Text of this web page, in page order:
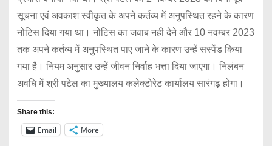
सूचना एवं अवकाश स्वीकृत के अपने कर्तव्य में अनुपस्थित रहने के कारण
नोटिस दिया गया था। नोटिस का जवाब नही देने और 10 नवम्बर 2023
तक अपने कर्तव्य में अनुपस्थित पाए जाने के कारण उन्हें सस्पेंड किया
गया है। नियम अनुसार उन्हें जीवन निर्वाह भत्ता दिया जाएगा। निलंबन
अवधि में श्री पटेल का मुख्यालय कलेक्टोरेट कार्यालय सारंगढ़ होगा।
Share this:
Email More